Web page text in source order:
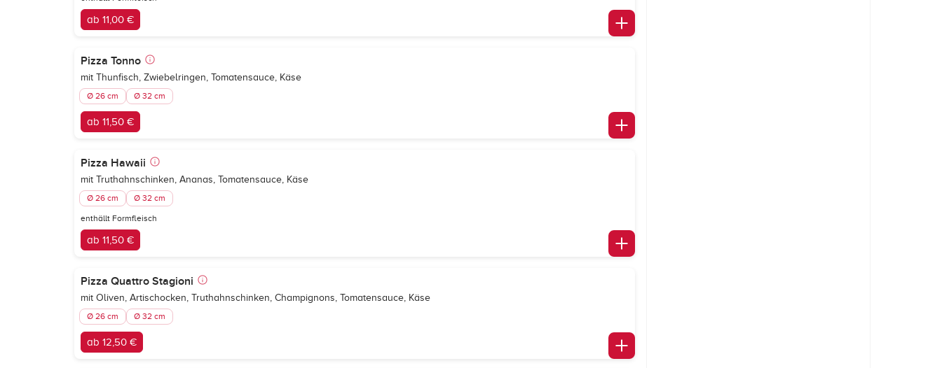
ab 11,00 €
Pizza Tonno
mit Thunfisch, Zwiebelringen, Tomatensauce, Käse
Ø 26 cm Ø 32 cm
ab 11,50 €
Pizza Hawaii
mit Truthahnschinken, Ananas, Tomatensauce, Käse
Ø 26 cm Ø 32 cm
enthällt Formfleisch
ab 11,50 €
Pizza Quattro Stagioni
mit Oliven, Artischocken, Truthahnschinken, Champignons, Tomatensauce, Käse
Ø 26 cm Ø 32 cm
ab 12,50 €